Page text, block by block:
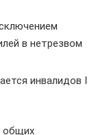
в нетрезвом
инвалидов I
общих